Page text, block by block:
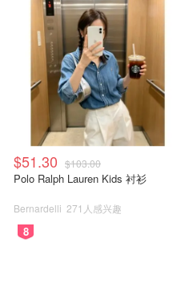
$51.30 $103.00
Polo Ralph Lauren Kids 衬衫
Bernardelli 271人感兴趣
8